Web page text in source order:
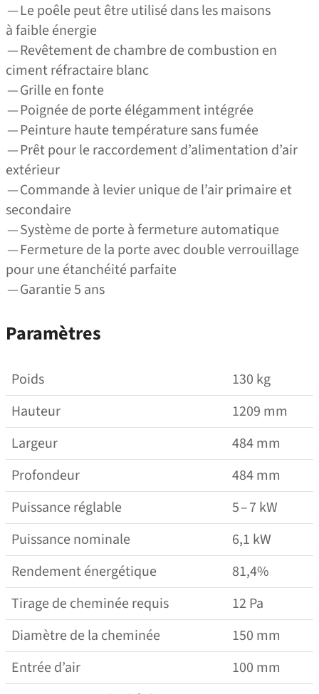
— Le poêle peut être utilisé dans les maisons
à faible énergie
— Revêtement de chambre de combustion en
ciment réfractaire blanc
— Grille en fonte
— Poignée de porte élégamment intégrée
— Peinture haute température sans fumée
— Prêt pour le raccordement d’alimentation d’air
extérieur
— Commande à levier unique de l’air primaire et
secondaire
— Système de porte à fermeture automatique
— Fermeture de la porte avec double verrouillage
pour une étanchéité parfaite
— Garantie 5 ans
Paramètres
Poids
130 kg
Hauteur
1209 mm
Largeur
484 mm
Profondeur
484 mm
Puissance réglable
5 – 7 kW
Puissance nominale
6,1 kW
Rendement énergétique
81,4%
Tirage de cheminée requis
12 Pa
Diamètre de la cheminée
150 mm
Entrée d’air
100 mm